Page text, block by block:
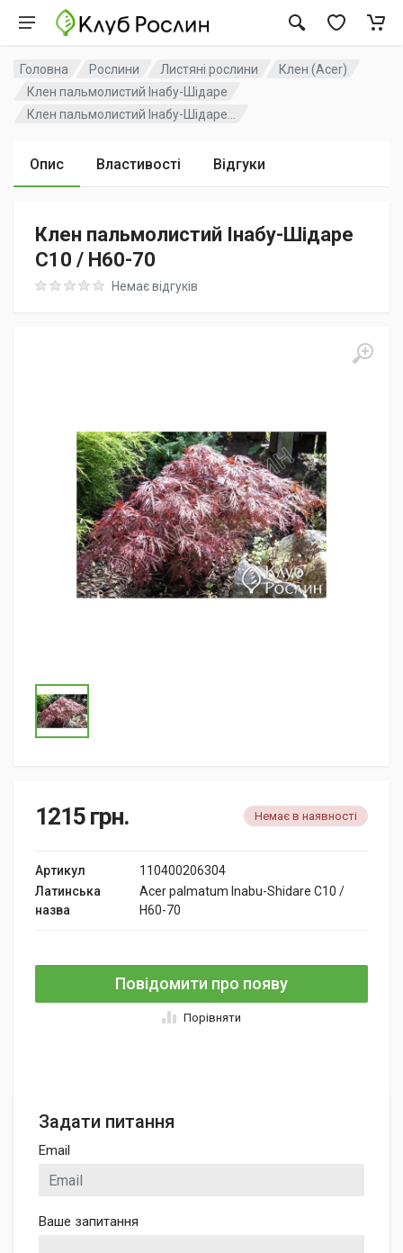
Головна Рослини Листяні рослини
Клен (Acer)
Клен пальмолистий Інабу-Шідаре
Клен пальмолистий Інабу-Шідаре...
Опис Властивості Відгуки
Клен пальмолистий Інабу-Шідаре
C10 / H60-70
Rating: 0 out of 5Немає відгуків
1215 грн. Немає в наявності
Артикул
110400206304
Латинська
назва
Acer palmatum Inabu-Shidare C10 /
H60-70
Повідомити про появу
Порівняти
Задати питання
Email
Ваше запитання